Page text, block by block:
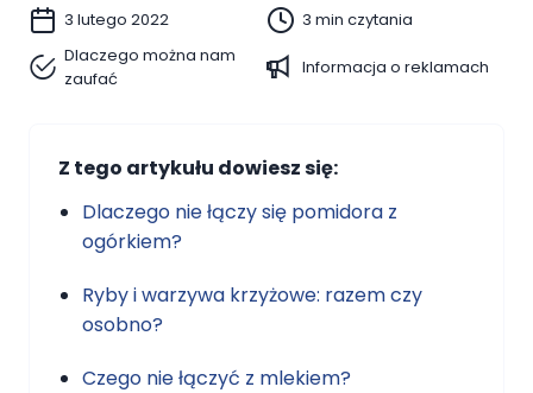
3 lutego 2022
3 min czytania
Dlaczego można nam
zaufać
Informacja o reklamach
Z tego artykułu dowiesz się:
Dlaczego nie łączy się pomidora z
ogórkiem?
Ryby i warzywa krzyżowe: razem czy
osobno?
Czego nie łączyć z mlekiem?